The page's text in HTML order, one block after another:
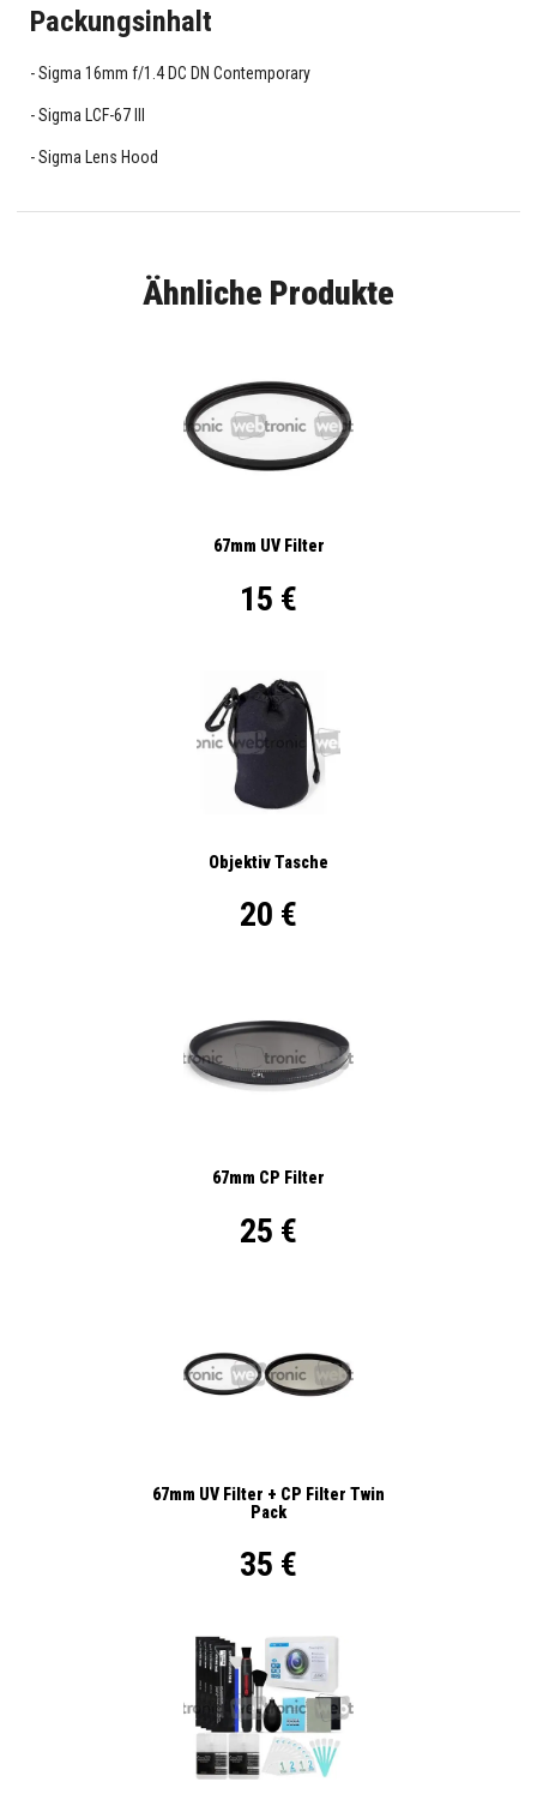
Packungsinhalt
Sigma 16mm f/1.4 DC DN Contemporary
Sigma LCF-67 III
Sigma Lens Hood
Ähnliche Produkte
67mm UV Filter
15 €
Objektiv Tasche
20 €
67mm CP Filter
25 €
67mm UV Filter + CP Filter Twin
Pack
35 €